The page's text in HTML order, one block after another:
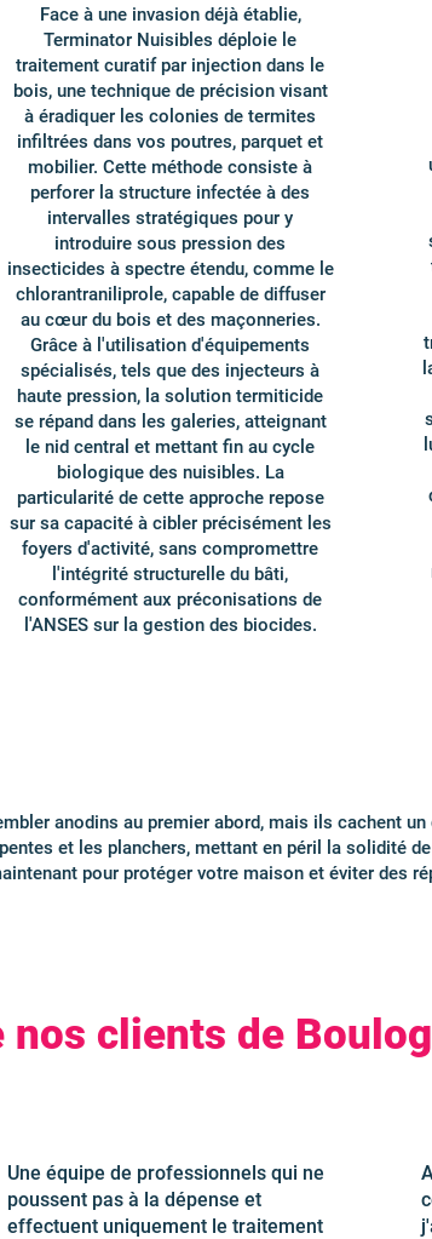
Face à une invasion déjà établie,
Terminator Nuisibles déploie le
traitement curatif par injection dans le
bois, une technique de précision visant
à éradiquer les colonies de termites
infiltrées dans vos poutres, parquet et
mobilier. Cette méthode consiste à
perforer la structure infectée à des
intervalles stratégiques pour y
introduire sous pression des
insecticides à spectre étendu, comme le
chlorantraniliprole, capable de diffuser
au cœur du bois et des maçonneries.
Grâce à l'utilisation d'équipements
spécialisés, tels que des injecteurs à
haute pression, la solution termiticide
se répand dans les galeries, atteignant
le nid central et mettant fin au cycle
biologique des nuisibles. La
particularité de cette approche repose
sur sa capacité à cibler précisément les
foyers d'activité, sans compromettre
l'intégrité structurelle du bâti,
conformément aux préconisations de
l'ANSES sur la gestion des biocides.
anodins au premier abord, mais ils cachent
et les planchers, mettant en péril la solidité
pour protéger votre maison et éviter des
nos clients de
Une équipe de professionnels qui ne
poussent pas à la dépense et
effectuent uniquement le traitement